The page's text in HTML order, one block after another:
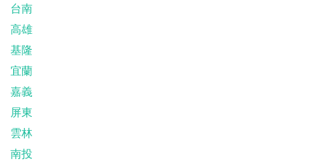
台南
高雄
基隆
宜蘭
嘉義
屏東
雲林
南投